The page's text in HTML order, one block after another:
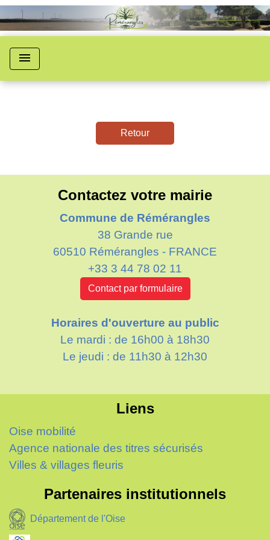
menu
Retour
Contactez votre mairie
Commune de Rémérangles
38 Grande rue
60510 Rémérangles - FRANCE
+33 3 44 78 02 11
Contact par formulaire
Horaires d'ouverture au public
Le mardi : de 16h00 à 18h30
Le jeudi : de 11h30 à 12h30
Liens
Oise mobilité
Agence nationale des titres sécurisés
Villes & villages fleuris
Partenaires institutionnels
Département de l'Oise